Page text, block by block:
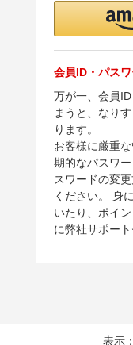
会員ID・パス
万が一、会員
まうと、なり
ります。
お客様に厳重
期的なパスワ
スワードの変
ください。 身
いたり、ポイ
に弊社サポー
表示